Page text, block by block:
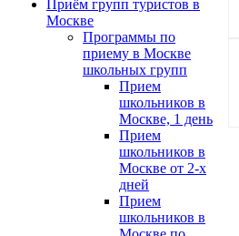
Приём групп туристов в
Москве
Программы по
приему в Москве
школьных групп
Прием
школьников в
Москве, 1 день
Прием
школьников в
Москве от 2-х
дней
Прием
школьников в